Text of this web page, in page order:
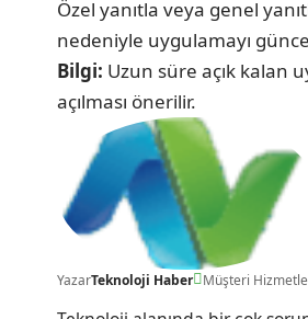
Özel yanıtla veya genel
nedeniyle uygulamayı
Bilgi: Uzun süre açık kalan
açılması önerilir.
YazarTeknoloji Haber Müşteri